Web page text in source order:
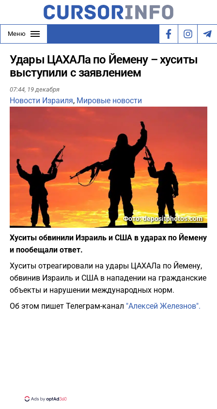
Меню
Удары ЦАХАЛа по Йемену – хуситы
выступили с заявлением
07:44, 19 декабря
Новости Израиля, Мировые новости
Фото: depositphotos.com
Хуситы обвинили Израиль и США в ударах по Йемену
и пообещали ответ.
Хуситы отреагировали на удары ЦАХАЛа по Йемену,
обвинив Израиль и США в нападении на гражданские
объекты и нарушении международных норм.
Об этом пишет Телеграм-канал "Алексей Железнов".